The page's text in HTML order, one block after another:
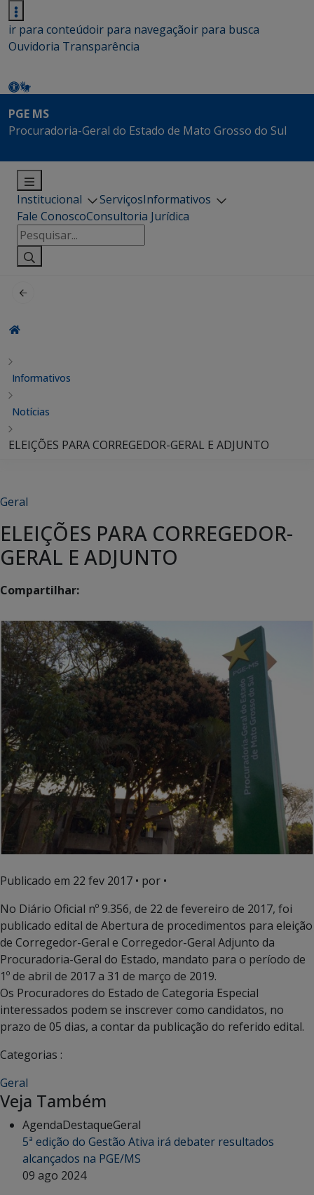
ir para conteúdoir para navegaçãoir para busca
Ouvidoria Transparência
PGE MS
Procuradoria-Geral do Estado de Mato Grosso do Sul
Institucional ServiçosInformativos
Fale ConoscoConsultoria Jurídica
Pesquisar
por:
Informativos
Notícias
ELEIÇÕES PARA CORREGEDOR-GERAL E ADJUNTO
Geral
ELEIÇÕES PARA CORREGEDOR-
GERAL E ADJUNTO
Compartilhar:
Publicado em 22 fev 2017 • por •
No Diário Oficial nº 9.356, de 22 de fevereiro de 2017, foi
publicado edital de Abertura de procedimentos para eleição
de Corregedor-Geral e Corregedor-Geral Adjunto da
Procuradoria-Geral do Estado, mandato para o período de
1º de abril de 2017 a 31 de março de 2019.
Os Procuradores do Estado de Categoria Especial
interessados podem se inscrever como candidatos, no
prazo de 05 dias, a contar da publicação do referido edital.
Categorias :
Geral
Veja Também
AgendaDestaqueGeral
5ª edição do Gestão Ativa irá debater resultados
alcançados na PGE/MS
09 ago 2024